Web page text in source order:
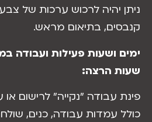
יהיה לרכוש ערכות של צבעי
בתיאום מראש.
ושעות פעילות ועבודה במרחב
הרצה:
עבודה ״נקייה״ לרישום או
עמדות עבודה, כנים, שולחנות,